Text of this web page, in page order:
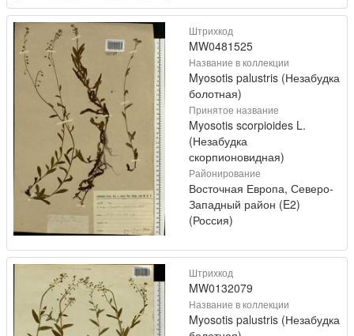
Штрихкод
MW0481525
Название в коллекции
Myosotis palustris (Незабудка
болотная)
Принятое название
Myosotis scorpioides L.
(Незабудка
скорпионовидная)
Районирование
Восточная Европа, Северо-
Западный район (E2)
(Россия)
Штрихкод
MW0132079
Название в коллекции
Myosotis palustris (Незабудка